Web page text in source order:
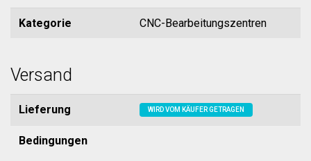
Kategorie CNC-Bearbeitungszentren
Versand
Lieferung WIRD VOM KÄUFER GETRAGEN
Bedingungen